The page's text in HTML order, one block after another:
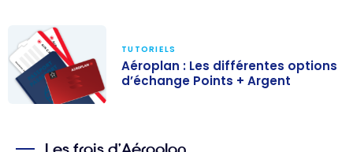
TUTORIELS
Aéroplan : Les différentes options
d’échange Points + Argent